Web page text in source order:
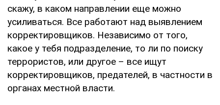
скажу, в каком направлении еще можно
усиливаться. Все работают над выявлением
корректировщиков. Независимо от того,
какое у тебя подразделение, то ли по поиску
террористов, или другое – все ищут
корректировщиков, предателей, в частности в
органах местной власти.